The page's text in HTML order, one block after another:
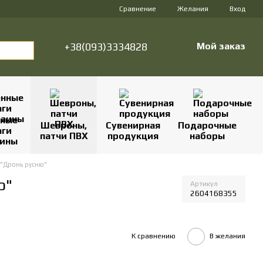
Сравнение Желания Вход
+38(093)3334828 Мой заказ
Шевроны,
патчи ПВХ
Сувенирная
продукция
Подарочные
наборы
русню"
Артикул
2604168355
К сравнению В желания